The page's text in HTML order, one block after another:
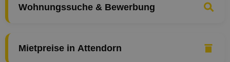
Wohnungssuche & Bewerbung
Mietpreise in Attendorn